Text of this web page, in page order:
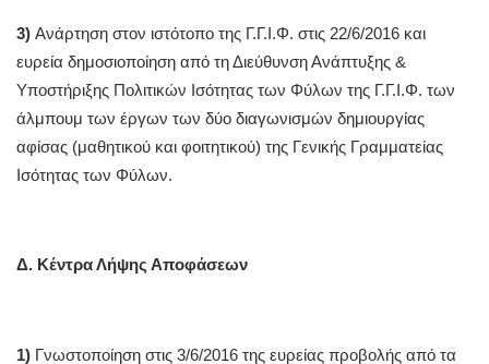
3) Ανάρτηση στον ιστότοπο της Γ.Γ.Ι.Φ. στις 22/6/2016 και
ευρεία δημοσιοποίηση από τη Διεύθυνση Ανάπτυξης &
Υποστήριξης Πολιτικών Ισότητας των Φύλων της Γ.Γ.Ι.Φ. των
άλμπουμ των έργων των δύο διαγωνισμών δημιουργίας
αφίσας (μαθητικού και φοιτητικού) της Γενικής Γραμματείας
Ισότητας των Φύλων.
Δ. Κέντρα Λήψης Αποφάσεων
1) Γνωστοποίηση στις 3/6/2016 της ευρείας προβολής από τα